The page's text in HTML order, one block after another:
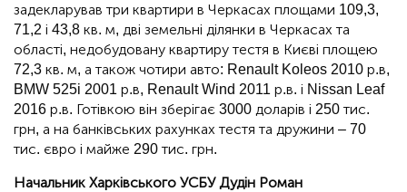
задекларував три квартири в Черкасах площами 109,3,
71,2 і 43,8 кв. м, дві земельні ділянки в Черкасах та
області, недобудовану квартиру тестя в Києві площею
72,3 кв. м, а також чотири авто: Renault Koleos 2010 р.в,
BMW 525i 2001 р.в, Renault Wind 2011 р.в. і Nissan Leaf
2016 р.в. Готівкою він зберігає 3000 доларів і 250 тис.
грн, а на банківських рахунках тестя та дружини – 70
тис. євро і майже 290 тис. грн.
Начальник Харківського УСБУ Дудін Роман